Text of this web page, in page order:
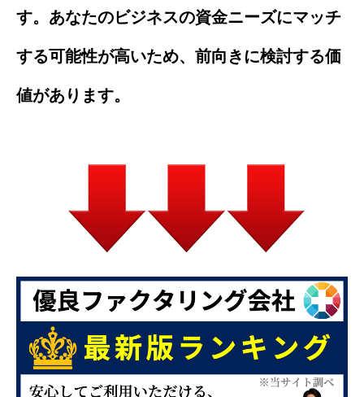
す。あなたのビジネスの資金ニーズにマッチ
する可能性が高いため、前向きに検討する価
値があります。